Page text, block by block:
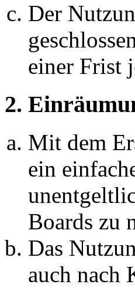
Der
einer Frist
2.
Mit dem
ein
Boards zu
Das
auch nach